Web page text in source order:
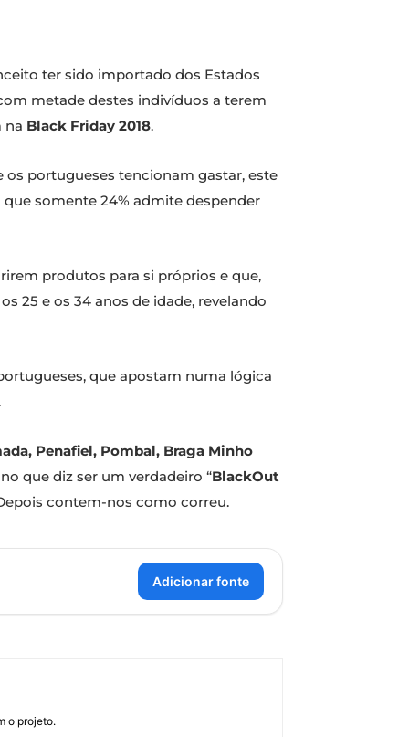
ter sido importado dos Estados
metade destes indivíduos a terem
na Black Friday 2018.
os portugueses tencionam gastar, este
somente 24% admite despender
produtos para si próprios e que,
25 e os 34 anos de idade, revelando
que apostam numa lógica
Penafiel, Pombal, Braga Minho
que diz ser um verdadeiro “BlackOut
contem-nos como correu.
Adicionar fonte
o projeto.